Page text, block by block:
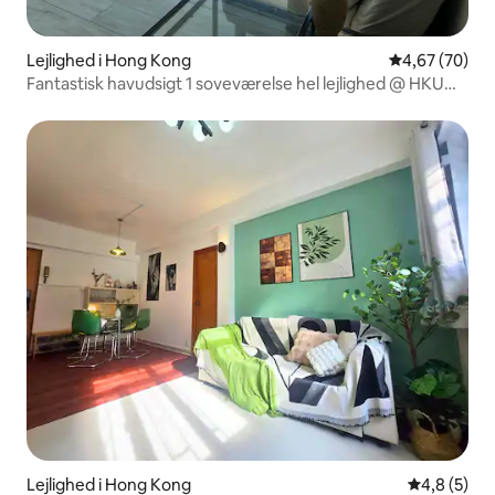
Lejlighed i Hong Kong 4,67 ud af 5 i
4,67 (70)
Fantastisk havudsigt 1 soveværelse hel lejlighed @ HKU
Lejlighed i Hong Kong 4,8 ud af 5
4,8 (5)